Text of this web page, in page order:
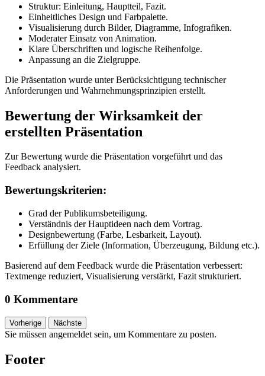
Struktur: Einleitung, Hauptteil, Fazit.
Einheitliches Design und Farbpalette.
Visualisierung durch Bilder, Diagramme, Infografiken.
Moderater Einsatz von Animation.
Klare Überschriften und logische Reihenfolge.
Anpassung an die Zielgruppe.
Die Präsentation wurde unter Berücksichtigung technischer
Anforderungen und Wahrnehmungsprinzipien erstellt.
Bewertung der Wirksamkeit der
erstellten Präsentation
Zur Bewertung wurde die Präsentation vorgeführt und das
Feedback analysiert.
Bewertungskriterien:
Grad der Publikumsbeteiligung.
Verständnis der Hauptideen nach dem Vortrag.
Designbewertung (Farbe, Lesbarkeit, Layout).
Erfüllung der Ziele (Information, Überzeugung, Bildung etc.).
Basierend auf dem Feedback wurde die Präsentation verbessert:
Textmenge reduziert, Visualisierung verstärkt, Fazit strukturiert.
0 Kommentare
Vorherige Nächste
Sie müssen angemeldet sein, um Kommentare zu posten.
Footer